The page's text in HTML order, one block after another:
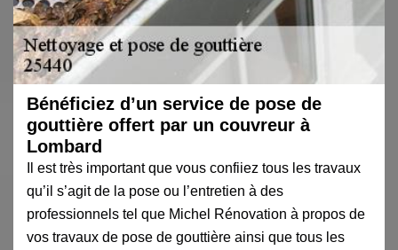
Bénéficiez d’un service de pose de
gouttière offert par un couvreur à
Lombard
Il est très important que vous confiiez tous les travaux
qu’il s’agit de la pose ou l’entretien à des
professionnels tel que Michel Rénovation à propos de
vos travaux de pose de gouttière ainsi que tous les